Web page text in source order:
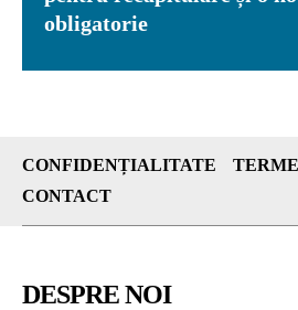
obligatorie
CONFIDENȚIALITATE
CONTACT
DESPRE NOI